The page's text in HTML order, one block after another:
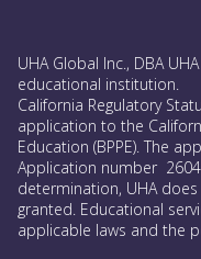
UHA Global Inc., DBA
educational institution.
California Regulatory
application to the
Education (BPPE). The
Application number
determination, UHA
granted. Educational
applicable laws and the